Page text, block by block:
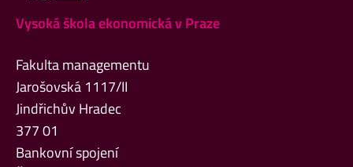
Vysoká škola ekonomická v Praze
Fakulta managementu
Jarošovská 1117/II
Jindřichův Hradec
377 01
Bankovní spojení